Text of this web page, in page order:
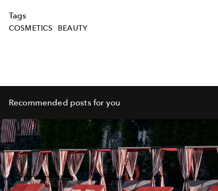
Tags
COSMETICS BEAUTY
Recommended posts for you